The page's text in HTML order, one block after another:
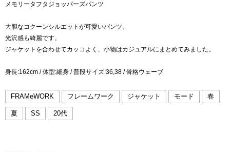
メモリータフタジョッパーズパンツ
大胆なコクーンシルエットが可愛いパンツ。
光沢感も綺麗です。
ジャケットを合わせてカッコよく、小物はカジュアルにまとめてみました。
身長:162cm / 体型:細身 / 普段サイズ:36,38 / 骨格ウェーブ
FRAMeWORK フレームワーク ジャケット モード 春
夏 SS 20代